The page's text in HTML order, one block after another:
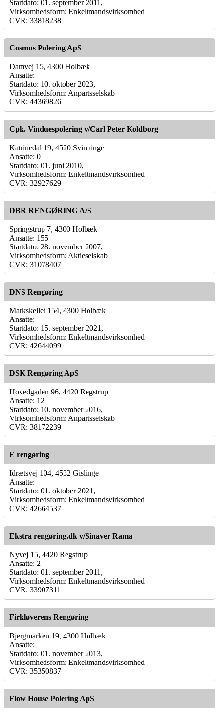
Startdato: 01. september 2011,
Virksomhedsform: Enkeltmandsvirksomhed
CVR: 33818238
Cosmus Polering ApS
Damvej 15, 4300 Holbæk
Ansatte:
Startdato: 10. oktober 2023,
Virksomhedsform: Anpartsselskab
CVR: 44369826
Cpk. Vinduespolering v/Carl Peter Koldborg
Katrinedal 19, 4520 Svinninge
Ansatte: 0
Startdato: 01. juni 2010,
Virksomhedsform: Enkeltmandsvirksomhed
CVR: 32927629
DBR RENGØRING A/S
Springstrup 7, 4300 Holbæk
Ansatte: 155
Startdato: 28. november 2007,
Virksomhedsform: Aktieselskab
CVR: 31078407
DNS Rengøring
Markskellet 154, 4300 Holbæk
Ansatte:
Startdato: 15. september 2021,
Virksomhedsform: Enkeltmandsvirksomhed
CVR: 42644099
DSK Rengøring ApS
Hovedgaden 96, 4420 Regstrup
Ansatte: 12
Startdato: 10. november 2016,
Virksomhedsform: Anpartsselskab
CVR: 38172239
E rengøring
Idrætsvej 104, 4532 Gislinge
Ansatte:
Startdato: 01. oktober 2021,
Virksomhedsform: Enkeltmandsvirksomhed
CVR: 42664537
Ekstra rengøring.dk v/Sinaver Rama
Nyvej 15, 4420 Regstrup
Ansatte: 2
Startdato: 01. september 2011,
Virksomhedsform: Enkeltmandsvirksomhed
CVR: 33907311
Firkløverens Rengøring
Bjergmarken 19, 4300 Holbæk
Ansatte:
Startdato: 01. november 2013,
Virksomhedsform: Enkeltmandsvirksomhed
CVR: 35350837
Flow House Polering ApS